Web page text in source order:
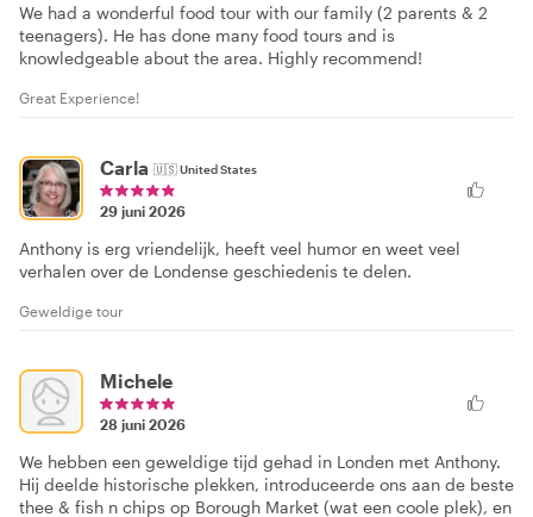
We had a wonderful food tour with our family (2 parents & 2
teenagers). He has done many food tours and is
knowledgeable about the area. Highly recommend!
Great Experience!
Carla 🇺🇸United States
29 juni 2026
Anthony is erg vriendelijk, heeft veel humor en weet veel
verhalen over de Londense geschiedenis te delen.
Geweldige tour
Michele
28 juni 2026
We hebben een geweldige tijd gehad in Londen met Anthony.
Hij deelde historische plekken, introduceerde ons aan de beste
thee & fish n chips op Borough Market (wat een coole plek), en